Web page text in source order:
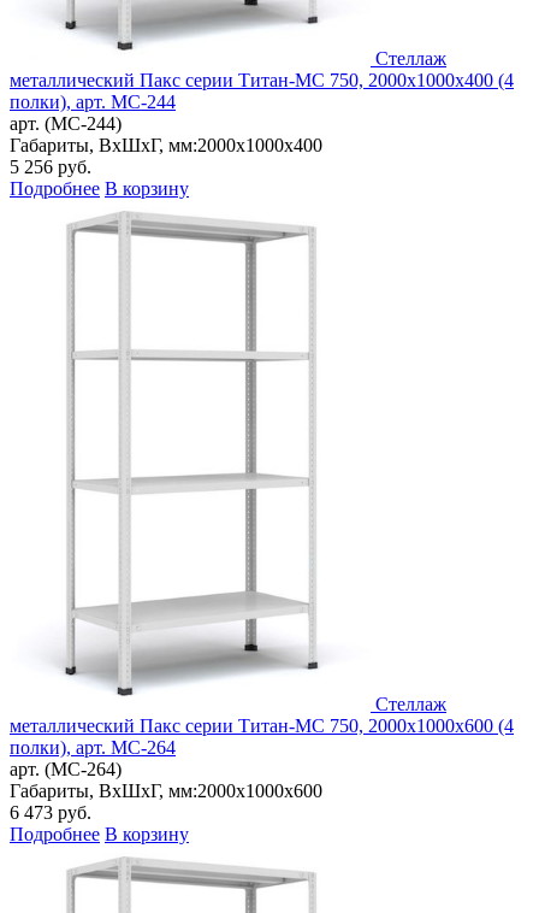
Стеллаж
металлический Пакс серии Титан-МС 750, 2000x1000x400 (4
полки), арт. МС-244
арт. (МС-244)
Габариты, ВxШxГ, мм:2000x1000x400
5 256 руб.
Подробнее В корзину
Стеллаж
металлический Пакс серии Титан-МС 750, 2000x1000x600 (4
полки), арт. МС-264
арт. (МС-264)
Габариты, ВxШxГ, мм:2000x1000x600
6 473 руб.
Подробнее В корзину